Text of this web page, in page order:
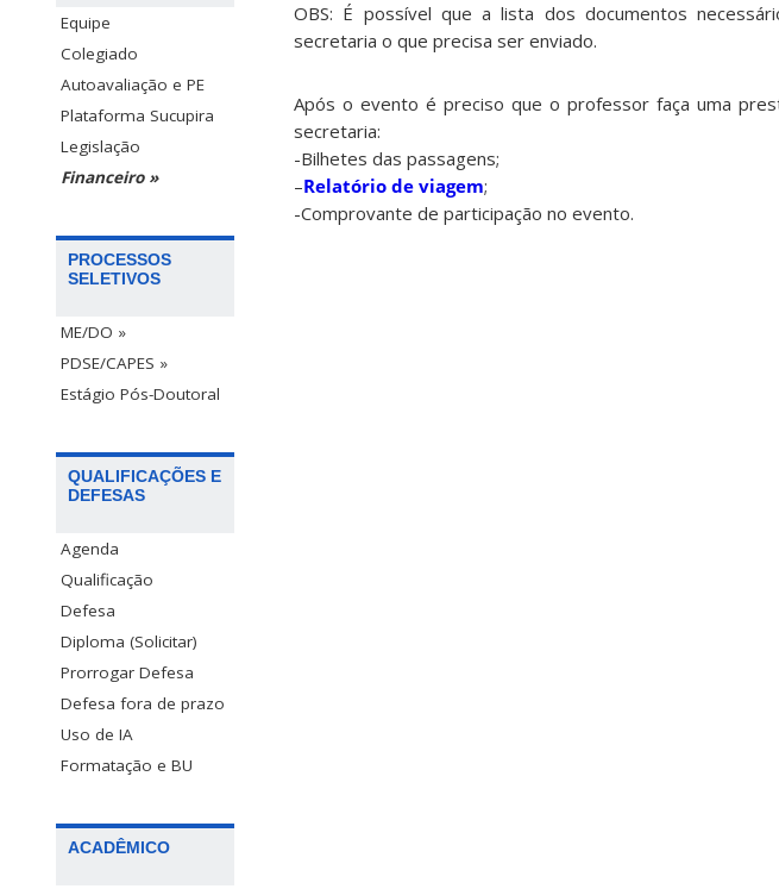
Equipe
Colegiado
Autoavaliação e PE
Plataforma Sucupira
Legislação
Financeiro »
PROCESSOS
SELETIVOS
ME/DO »
PDSE/CAPES »
Estágio Pós-Doutoral
QUALIFICAÇÕES E
DEFESAS
Agenda
Qualificação
Defesa
Diploma (Solicitar)
Prorrogar Defesa
Defesa fora de prazo
Uso de IA
Formatação e BU
ACADÊMICO
OBS: É possível que a lista dos documentos
secretaria o que precisa ser enviado.
Após o evento é preciso que o professor faça uma
secretaria:
-Bilhetes das passagens;
–Relatório de viagem;
-Comprovante de participação no evento.